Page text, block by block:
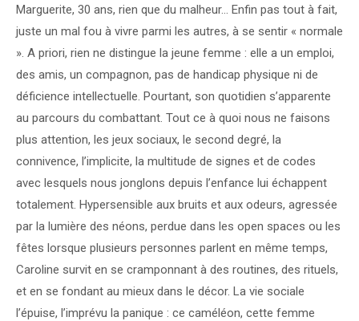
Marguerite, 30 ans, rien que du malheur… Enfin pas tout à fait,
juste un mal fou à vivre parmi les autres, à se sentir « normale
». A priori, rien ne distingue la jeune femme : elle a un emploi,
des amis, un compagnon, pas de handicap physique ni de
déficience intellectuelle. Pourtant, son quotidien s’apparente
au parcours du combattant. Tout ce à quoi nous ne faisons
plus attention, les jeux sociaux, le second degré, la
connivence, l’implicite, la multitude de signes et de codes
avec lesquels nous jonglons depuis l’enfance lui échappent
totalement. Hypersensible aux bruits et aux odeurs, agressée
par la lumière des néons, perdue dans les open spaces ou les
fêtes lorsque plusieurs personnes parlent en même temps,
Caroline survit en se cramponnant à des routines, des rituels,
et en se fondant au mieux dans le décor. La vie sociale
l’épuise, l’imprévu la panique : ce caméléon, cette femme